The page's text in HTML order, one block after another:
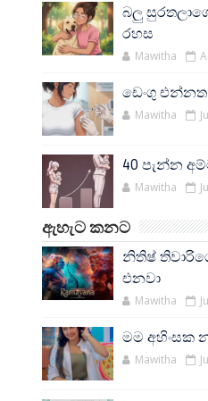
බලු
රහස
Mawitha
ඩෙංගු එන්නත
Mawitha
40 පැන්න
Mawitha
ඇහැට කනට
නිතිෂ්
එනවා
Mawitha
මම අහිංසක
Mawitha